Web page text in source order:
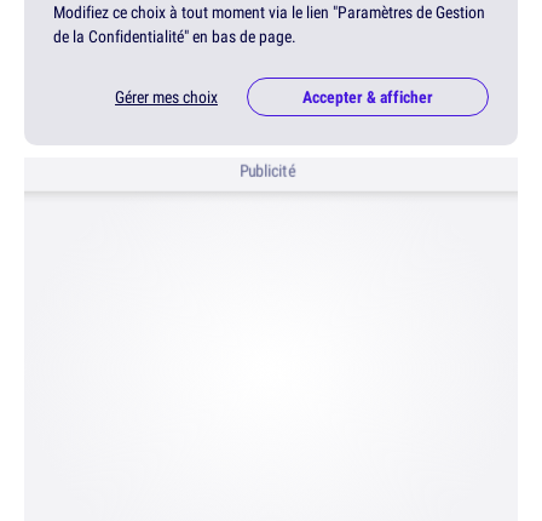
Modifiez ce choix à tout moment via le lien "Paramètres de Gestion
de la Confidentialité" en bas de page.
Gérer mes choix Accepter & afficher
Publicité